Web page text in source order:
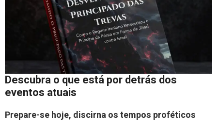
Descubra o que está por detrás dos
eventos atuais
Prepare-se hoje, discirna os tempos proféticos